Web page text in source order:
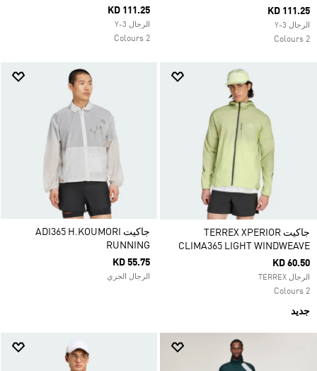
KD 111.25
الرجال Y-3
2 Colours
KD 111.25
الرجال Y-3
2 Colours
جاكيت TERREX XPERIOR
CLIMA365 LIGHT WINDWEAVE
KD 60.50
الرجال TERREX
2 Colours
جديد
جاكيت ADI365 H.KOUMORI
RUNNING
KD 55.75
الرجال الجري